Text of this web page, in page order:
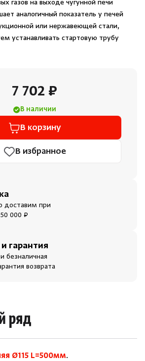
системы слива
газов на выходе чугунной печи
аналогичный показатель у печей
или нержавеющей стали,
устанавливать стартовую трубу
7 702 ₽
В наличии
В корзину
В избранное
доставим при
000 ₽
гарантия
безналичная
возврата
ряд
Ø115 L=500мм.